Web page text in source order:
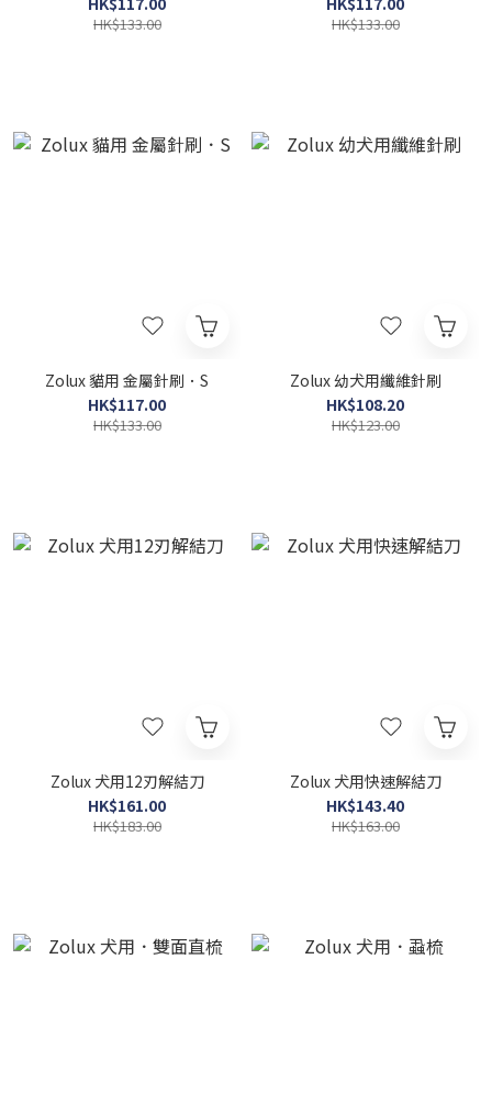
HK$133.00 HK$133.00
Zolux 貓用 金屬針刷．S
HK$117.00
HK$133.00
Zolux 幼犬用纖維針刷
HK$108.20
HK$123.00
Zolux 犬用12刃解結刀
HK$161.00
HK$183.00
Zolux 犬用快速解結刀
HK$143.40
HK$163.00